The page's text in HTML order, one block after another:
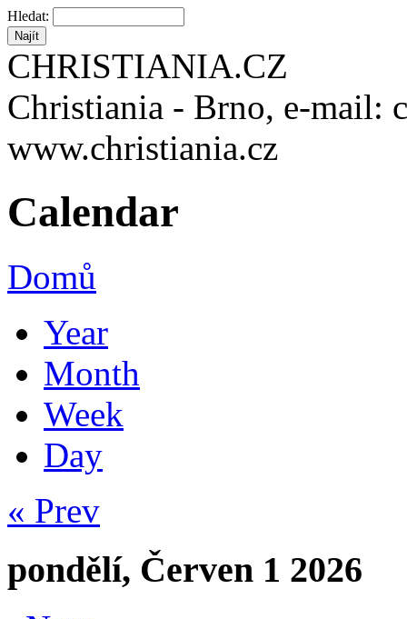
Hledat:
CHRISTIANIA.CZ
Christiania - Brno, e-mail:
www.christiania.cz
Calendar
Domů
Year
Month
Week
Day
« Prev
pondělí, Červen 1 2026